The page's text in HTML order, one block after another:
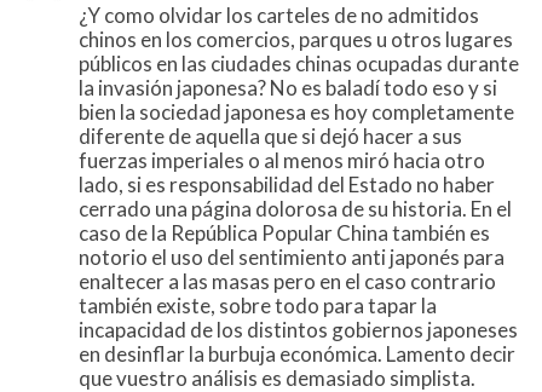
¿Y como olvidar los carteles de no admitidos
chinos en los comercios, parques u otros lugares
públicos en las ciudades chinas ocupadas durante
la invasión japonesa? No es baladí todo eso y si
bien la sociedad japonesa es hoy completamente
diferente de aquella que si dejó hacer a sus
fuerzas imperiales o al menos miró hacia otro
lado, si es responsabilidad del Estado no haber
cerrado una página dolorosa de su historia. En el
caso de la República Popular China también es
notorio el uso del sentimiento anti japonés para
enaltecer a las masas pero en el caso contrario
también existe, sobre todo para tapar la
incapacidad de los distintos gobiernos japoneses
en desinflar la burbuja económica. Lamento decir
que vuestro análisis es demasiado simplista.